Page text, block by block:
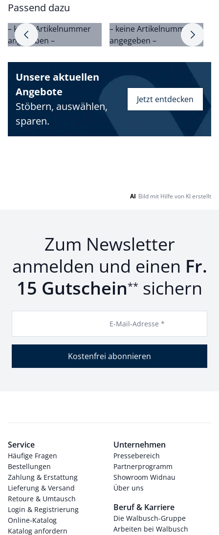
Passend dazu
– keine Artikelnummer
angegeben –
– keine Artikelnummer
angegeben –
Pfeil nach rechts Pfeil
Bildverlinkung
Unsere aktuellen
Angebote
Stöbern, auswählen,
sparen.
Jetzt entdecken
AI Bild mit Hilfe von KI erstellt
Zum Newsletter
anmelden und einen Fr.
15 Gutschein** sichern
E-Mail-Adresse *
Kostenfrei abonnieren
Service
Häufige Fragen
Bestellungen
Zahlung & Erstattung
Lieferung & Versand
Retoure & Umtausch
Login & Registrierung
Online-Katalog
Katalog anfordern
Unternehmen
Pressebereich
Partnerprogramm
Showroom Widnau
Über uns
Beruf & Karriere
Die Walbusch-Gruppe
Arbeiten bei Walbusch